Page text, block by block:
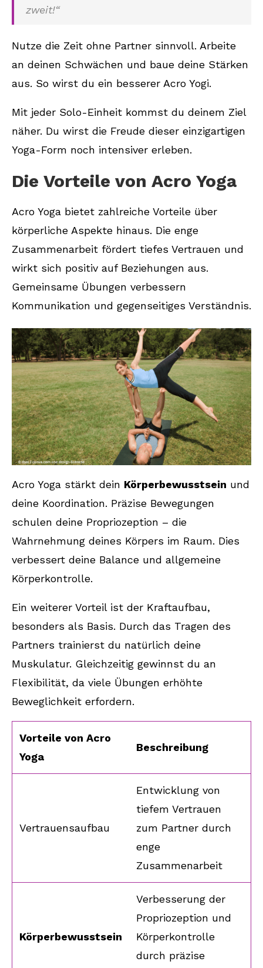
zweit!“
Nutze die Zeit ohne Partner sinnvoll. Arbeite
an deinen Schwächen und baue deine Stärken
aus. So wirst du ein besserer Acro Yogi.
Mit jeder Solo-Einheit kommst du deinem Ziel
näher. Du wirst die Freude dieser einzigartigen
Yoga-Form noch intensiver erleben.
Die Vorteile von Acro Yoga
Acro Yoga bietet zahlreiche Vorteile über
körperliche Aspekte hinaus. Die enge
Zusammenarbeit fördert tiefes Vertrauen und
wirkt sich positiv auf Beziehungen aus.
Gemeinsame Übungen verbessern
Kommunikation und gegenseitiges Verständnis.
Acro Yoga stärkt dein Körperbewusstsein und
deine Koordination. Präzise Bewegungen
schulen deine Propriozeption – die
Wahrnehmung deines Körpers im Raum. Dies
verbessert deine Balance und allgemeine
Körperkontrolle.
Ein weiterer Vorteil ist der Kraftaufbau,
besonders als Basis. Durch das Tragen des
Partners trainierst du natürlich deine
Muskulatur. Gleichzeitig gewinnst du an
Flexibilität, da viele Übungen erhöhte
Beweglichkeit erfordern.
Vorteile von Acro
Yoga
Beschreibung
Vertrauensaufbau
Entwicklung von
tiefem Vertrauen
zum Partner durch
enge
Zusammenarbeit
Körperbewusstsein
Verbesserung der
Propriozeption und
Körperkontrolle
durch präzise